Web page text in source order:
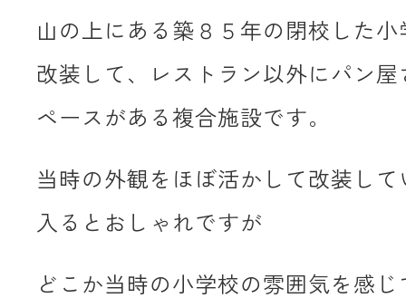
山の上にある築８５年の閉校した
改装して、
レストラン以外にパン
ペースがある複合施設です。
当時の外観をほぼ活かして改装し
入るとおしゃれですが
どこか当時の小学校の雰囲気を感